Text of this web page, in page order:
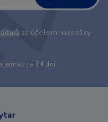
za účelem rozesílky
jednou za 14 dní.